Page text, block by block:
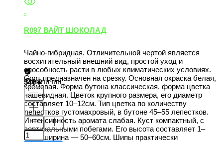
R097 ВАЙТ ШОКОЛАД
Чайно-гибридная. Отличительной чертой является
восхитительный внешний вид, простой уход и
способность расти в любых климатических условиях.
Сорт предназначен на срезку. Основная окраска белая,
кремовая. Форма бутона классическая, форма цветка
чашевидная. Цветок крупного размера, его диаметр
составляет 10–12см. Тип цветка по количеству
лепестков густомахровый, в бутоне 45–55 лепестков.
Интенсивность аромата слабая. Куст компактный, с
вертикальными побегами. Его высота составляет 1–
1,2м, ширина — 50–60см. Шипы практически
В наличии
546